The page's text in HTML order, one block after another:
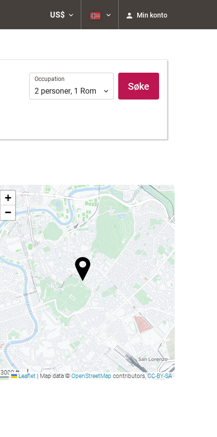
US$ Min konto
Occupation
Occupation
2 personer, 1 Rom Søke
+
−
3000 ftLeaflet Map data ©OpenStreetMap contributors,CC-BY-SA